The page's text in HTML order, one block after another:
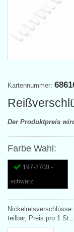
Kartennummer:
Der Produktpreis
Farbe Wahl:
197-2700 -
schwarz
teilbar, Preis pro 1